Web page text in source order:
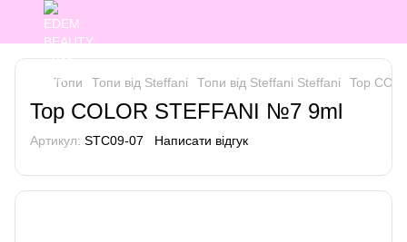
Топи Топи від Steffani Топи від Steffani Steffani Top
Top COLOR STEFFANI №7 9ml
Артикул: STC09-07 Написати відгук